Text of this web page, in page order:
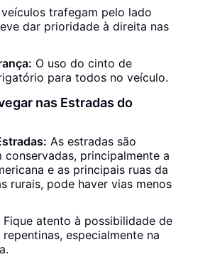
veículos trafegam pelo lado
dar prioridade à direita nas
O uso do cinto de
para todos no veículo.
nas Estradas do
As estradas são
conservadas, principalmente a
e as principais ruas da
rurais, pode haver vias menos
Fique atento à possibilidade de
especialmente na